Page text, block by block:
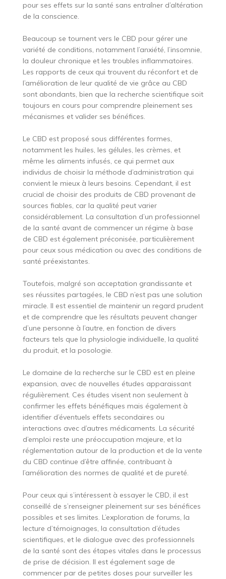
pour ses effets sur la santé sans entraîner d’altération
de la conscience.
Beaucoup se tournent vers le CBD pour gérer une
variété de conditions, notamment l’anxiété, l’insomnie,
la douleur chronique et les troubles inflammatoires.
Les rapports de ceux qui trouvent du réconfort et de
l’amélioration de leur qualité de vie grâce au CBD
sont abondants, bien que la recherche scientifique soit
toujours en cours pour comprendre pleinement ses
mécanismes et valider ses bénéfices.
Le CBD est proposé sous différentes formes,
notamment les huiles, les gélules, les crèmes, et
même les aliments infusés, ce qui permet aux
individus de choisir la méthode d’administration qui
convient le mieux à leurs besoins. Cependant, il est
crucial de choisir des produits de CBD provenant de
sources fiables, car la qualité peut varier
considérablement. La consultation d’un professionnel
de la santé avant de commencer un régime à base
de CBD est également préconisée, particulièrement
pour ceux sous médication ou avec des conditions de
santé préexistantes.
Toutefois, malgré son acceptation grandissante et
ses réussites partagées, le CBD n’est pas une solution
miracle. Il est essentiel de maintenir un regard prudent
et de comprendre que les résultats peuvent changer
d’une personne à l’autre, en fonction de divers
facteurs tels que la physiologie individuelle, la qualité
du produit, et la posologie.
Le domaine de la recherche sur le CBD est en pleine
expansion, avec de nouvelles études apparaissant
régulièrement. Ces études visent non seulement à
confirmer les effets bénéfiques mais également à
identifier d’éventuels effets secondaires ou
interactions avec d’autres médicaments. La sécurité
d’emploi reste une préoccupation majeure, et la
réglementation autour de la production et de la vente
du CBD continue d’être affinée, contribuant à
l’amélioration des normes de qualité et de pureté.
Pour ceux qui s’intéressent à essayer le CBD, il est
conseillé de s’renseigner pleinement sur ses bénéfices
possibles et ses limites. L’exploration de forums, la
lecture d’témoignages, la consultation d’études
scientifiques, et le dialogue avec des professionnels
de la santé sont des étapes vitales dans le processus
de prise de décision. Il est également sage de
commencer par de petites doses pour surveiller les